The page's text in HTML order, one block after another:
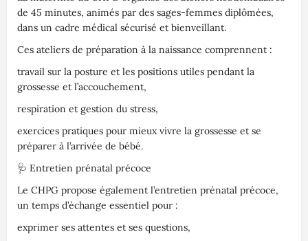
de 45 minutes, animés par des sages-femmes diplômées,
dans un cadre médical sécurisé et bienveillant.
Ces ateliers de préparation à la naissance comprennent :
travail sur la posture et les positions utiles pendant la
grossesse et l’accouchement,
respiration et gestion du stress,
exercices pratiques pour mieux vivre la grossesse et se
préparer à l’arrivée de bébé.
🩺 Entretien prénatal précoce
Le CHPG propose également l’entretien prénatal précoce,
un temps d’échange essentiel pour :
exprimer ses attentes et ses questions,